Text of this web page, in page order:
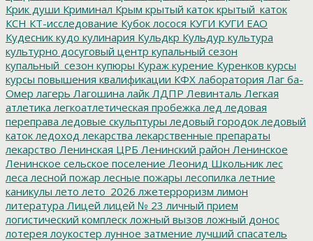
Крик души Криминал Крым крытый каток крытый_каток
КСН КТ-исследование Кубок лосося КУГИ КУГИ ЕАО
Кудесник кудо кулинария Кульдкр Кульдур культура
культурно досуговый центр купальный сезон
купальный_сезон купюры Кураж курение Куренков курсы
курсы повышения квалификации КФХ лаборатория Лаг ба-
Омер лагерь Лагошина лайк ЛДПР Левинталь Легкая
атлетика легкоатлетическая пробежка лед ледовая
переправа ледовые скульптуры ледовый городок ледовый
каток ледоход лекарства лекарственные препараты
лекарство Ленинская ЦРБ Ленинский район Ленинское
Ленинское сельское поселение Леонид Школьник лес
леса лесной пожар лесные пожары лесопилка летние
каникулы лето лето_2026 лжетерроризм лимон
литература Лицей лицей № 23 личный прием
логистический комплеск ложный вызов ложный донос
лотерея лоукостер лунное затмение лучший спасатель